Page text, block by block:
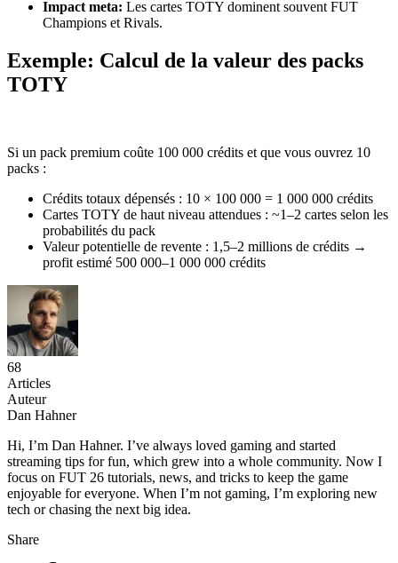
Impact meta: Les cartes TOTY dominent souvent FUT
Champions et Rivals.
Exemple: Calcul de la valeur des packs
TOTY
Si un pack premium coûte 100 000 crédits et que vous ouvrez 10
packs :
Crédits totaux dépensés : 10 × 100 000 = 1 000 000 crédits
Cartes TOTY de haut niveau attendues : ~1–2 cartes selon les
probabilités du pack
Valeur potentielle de revente : 1,5–2 millions de crédits →
profit estimé 500 000–1 000 000 crédits
68
Articles
Auteur
Dan Hahner
Hi, I’m Dan Hahner. I’ve always loved gaming and started
streaming tips for fun, which grew into a whole community. Now I
focus on FUT 26 tutorials, news, and tricks to keep the game
enjoyable for everyone. When I’m not gaming, I’m exploring new
tech or chasing the next big idea.
Share